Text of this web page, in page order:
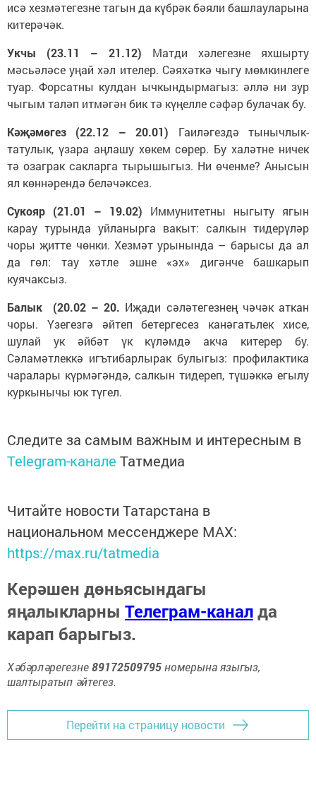
исә хезмәтегезне тагын да күбрәк бәяли башлауларына
китерәчәк.
Укчы (23.11 – 21.12) Матди хәлегезне яхшырту
мәсьәләсе уңай хәл ителер. Сәяхәткә чыгу мөмкинлеге
туар. Форсатны кулдан ычкындырмагыз: әллә ни зур
чыгым таләп итмәгән бик тә күңелле сәфәр булачак бу.
Кәҗәмөгез (22.12 – 20.01) Гаиләгездә тынычлык-
татулык, үзара аңлашу хөкем сөрер. Бу халәтне ничек
тә озаграк сакларга тырышыгыз. Ни өченме? Анысын
ял көннәрендә беләчәксез.
Сукояр (21.01 – 19.02) Иммунитетны ныгыту ягын
карау турында уйланырга вакыт: салкын тидерүләр
чоры җитте чөнки. Хезмәт урынында – барысы да ал
да гөл: тау хәтле эшне «эх» дигәнче башкарып
куячаксыз.
Балык (20.02 – 20. Иҗади сәләтегезнең чәчәк аткан
чоры. Үзегезгә әйтеп бетергесез канәгатьлек хисе,
шулай ук әйбәт үк күләмдә акча китерер бу.
Сәламәтлеккә игътибарлырак булыгыз: профилактика
чаралары күрмәгәндә, салкын тидереп, түшәккә егылу
куркынычы юк түгел.
Следите за самым важным и интересным в
Telegram-канале Татмедиа
Читайте новости Татарстана в
национальном мессенджере MАХ:
https://max.ru/tatmedia
Керәшен дөньясындагы
яңалыкларны Телеграм-каналда
карап барыгыз.
Хәбәрләрегезне89172509795номерына языгыз,
шалтыратып әйтегез.
Перейти на страницу новости